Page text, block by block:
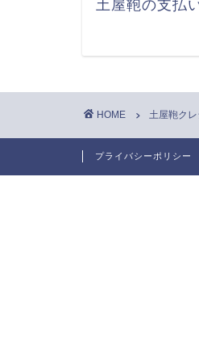
土屋鞄の支払
HOME 土屋鞄ク
プライバシーポリシー